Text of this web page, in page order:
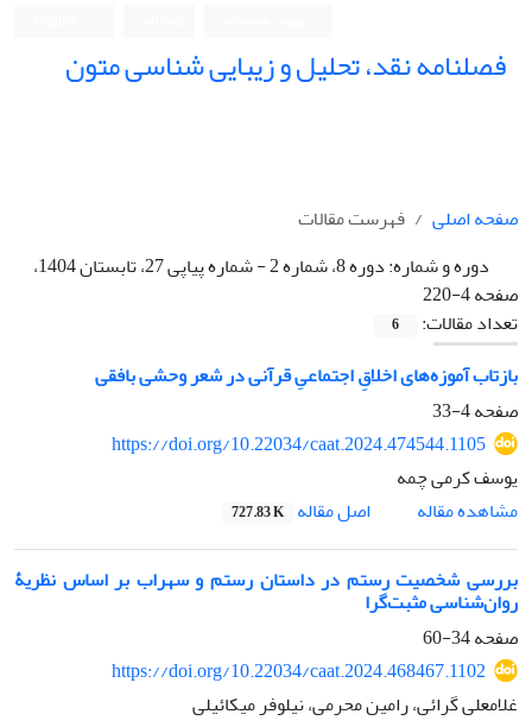
فصلنامه نقد، تحلیل و زیبایی شناسی متون
صفحه اصلی
فهرست مقالات
دوره و شماره:
دوره 8، شماره 2 - شماره پیاپی 27، تابستان 1404،
صفحه 4-220
تعداد مقالات:
6
بازتاب آموزه‌های اخلاقِ اجتماعیِ قرآنی در شعر وحشی بافقی
صفحه4-33
https://doi.org/10.22034/caat.2024.474544.1105
یوسف کرمی چمه
مشاهده مقاله
اصل مقاله 727.83 K
بررسی شخصیت رستم در داستان رستم و سهراب بر اساس نظریۀ
روان‌شناسی مثبت‌گرا
صفحه34-60
https://doi.org/10.22034/caat.2024.468467.1102
غلامعلی گرائی، رامین محرمی، نیلوفر میکائیلی